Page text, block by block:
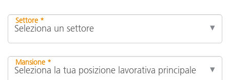
Settore *
Mansione *